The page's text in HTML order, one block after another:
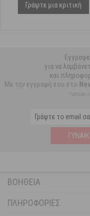
Γράψτε μια κριτική
για να
και
Με την εγγραφή σου στο
*ισχύει
ΒΟΉΘΕΙΑ
ΠΛΗΡΟΦΟΡΊΕΣ